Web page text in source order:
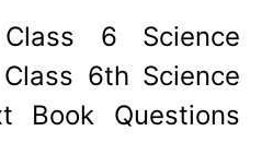
6 Science
6th Science
Book Questions